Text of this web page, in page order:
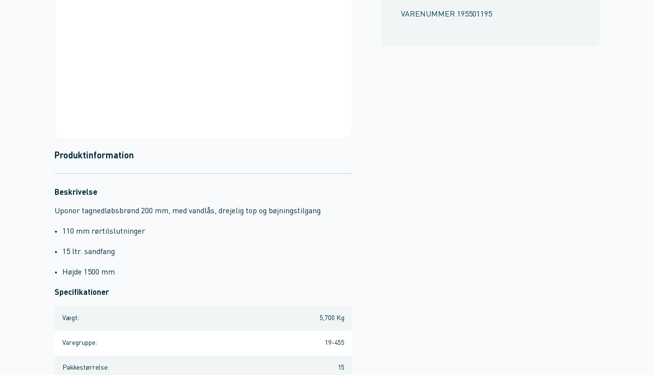
VARENUMMER 195501195
Produktinformation
Beskrivelse
Uponor tagnedløbsbrønd 200 mm, med vandlås, drejelig top og bøjningstilgang
110 mm rørtilslutninger
15 ltr. sandfang
Højde 1500 mm
Specifikationer
Vægt: 5,700 Kg
Varegruppe: 19-455
Pakkestørrelse: 15